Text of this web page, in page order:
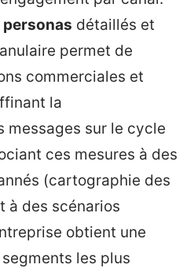
personas détaillés et
permet de
commerciales et
la
messages sur le cycle
ces mesures à des
(cartographie des
à des scénarios
obtient une
les plus